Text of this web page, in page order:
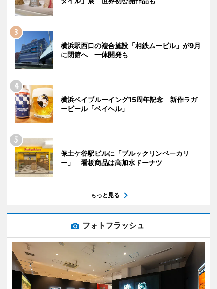
横浜駅西口の複合施設「相鉄ムービル」が9月
に閉館へ 一体開発も
横浜ベイブルーイング15周年記念 新作ラガ
ービール「ベイヘル」
保土ケ谷駅ビルに「ブルックリンベーカリ
ー」 看板商品は高加水ドーナツ
もっと見る
フォトフラッシュ